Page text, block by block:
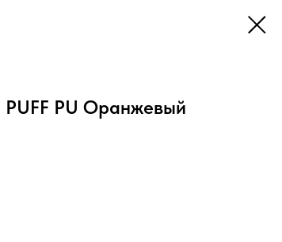
PU Оранжевый